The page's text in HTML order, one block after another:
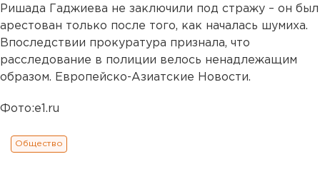
Ришада Гаджиева не заключили под стражу – он был
арестован только после того, как началась шумиха.
Впоследствии прокуратура признала, что
расследование в полиции велось ненадлежащим
образом. Европейско-Азиатские Новости.
Фото:e1.ru
Общество